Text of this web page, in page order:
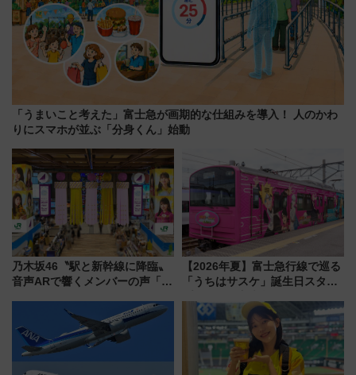
「うまいこと考えた」富士急が画期的な仕組みを導入！ 人のかわ
りにスマホが並ぶ「分身くん」始動
乃木坂46〝駅と新幹線に降臨〟
音声ARで響くメンバーの声「真
【2026年夏】富士急行線で巡る
「うちはサスケ」誕生日スタン
定グルメ＆グッズ徹底ガイド